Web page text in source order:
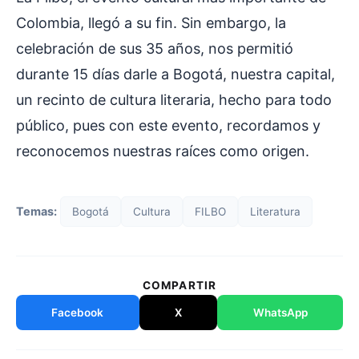
Colombia, llegó a su fin. Sin embargo, la
celebración de sus 35 años, nos permitió
durante 15 días darle a Bogotá, nuestra capital,
un recinto de cultura literaria, hecho para todo
público, pues con este evento, recordamos y
reconocemos nuestras raíces como origen.
Temas: Bogotá Cultura FILBO Literatura
COMPARTIR
Facebook X WhatsApp